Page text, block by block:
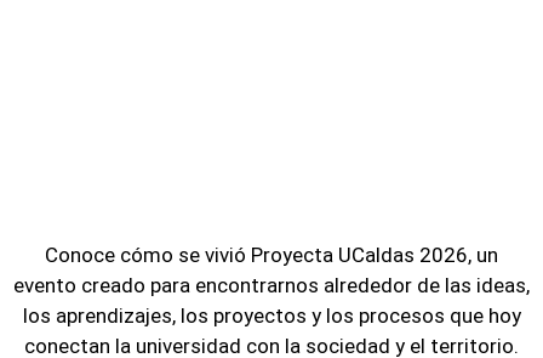
Conoce cómo se vivió Proyecta UCaldas 2026, un
evento creado para encontrarnos alrededor de las ideas,
los aprendizajes, los proyectos y los procesos que hoy
conectan la universidad con la sociedad y el territorio.